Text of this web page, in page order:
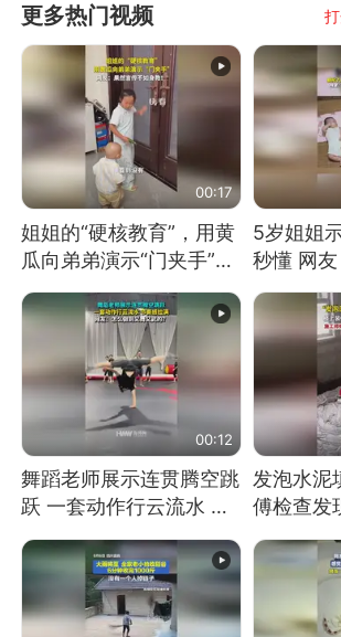
更多热门视频
00:17
姐姐的“硬核教育”，用黄
瓜向弟弟演示“门夹手”，
网友：果然言传不如身
教！
5岁姐姐
秒懂 网
快乐长这
00:12
舞蹈老师展示连贯腾空跳
跃 一套动作行云流水 节
奏感拉满 网友：怎么做
到又舞又武的？
发泡水泥
傅检查发
风口未